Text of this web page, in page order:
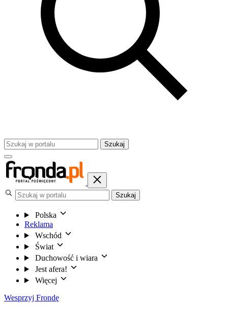
Szukaj
Szukaj
Polska
Reklama
Wschód
Świat
Duchowość i wiara
Jest afera!
Więcej
Wesprzyj Frondę